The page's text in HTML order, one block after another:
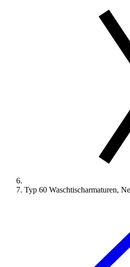
Typ 60 Waschtischarmaturen,